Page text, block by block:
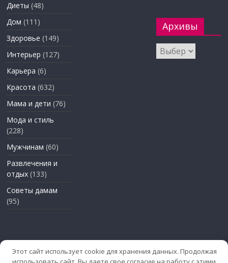
Диеты (48)
Дом (111)
Здоровье (149)
Интерьер (127)
Карьера (6)
Красота (632)
Мама и дети (76)
Мода и стиль
(228)
Мужчинам (60)
Развлечения и
отдых (133)
Советы дамам
(95)
Архивы
Архивы
Этот сайт использует cookie для хранения данных. Продолжая